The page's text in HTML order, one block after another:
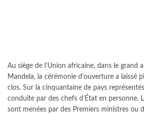
Au siège de l’Union africaine, dans le grand
Mandela, la cérémonie d’ouverture a laissé
clos. Sur la cinquantaine de pays
conduite par des chefs d’État en personne.
sont menées par des Premiers ministres ou